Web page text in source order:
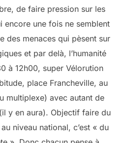
de faire pression sur les
encore une fois ne semblent
des menaces qui pèsent sur
et par delà, l’humanité
12h00, super Vélorution
place Francheville, au
multiplexe) avec autant de
y en aura). Objectif faire du
niveau national, c’est « du